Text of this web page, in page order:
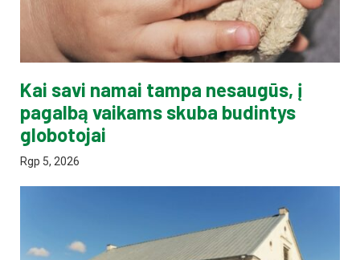
Kai savi namai tampa nesaugūs, į
pagalbą vaikams skuba budintys
globotojai
Rgp 5, 2026